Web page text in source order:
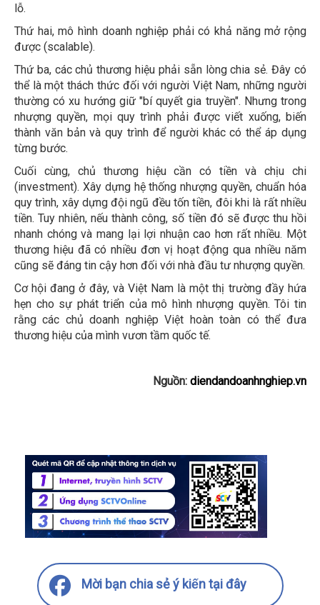
lỗ.
Thứ hai, mô hình doanh nghiệp phải có khả năng mở rộng
được (scalable).
Thứ ba, các chủ thương hiệu phải sẵn lòng chia sẻ. Đây có
thể là một thách thức đối với người Việt Nam, những người
thường có xu hướng giữ "bí quyết gia truyền". Nhưng trong
nhượng quyền, mọi quy trình phải được viết xuống, biến
thành văn bản và quy trình để người khác có thể áp dụng
từng bước.
Cuối cùng, chủ thương hiệu cần có tiền và chịu chi
(investment). Xây dựng hệ thống nhượng quyền, chuẩn hóa
quy trình, xây dựng đội ngũ đều tốn tiền, đôi khi là rất nhiều
tiền. Tuy nhiên, nếu thành công, số tiền đó sẽ được thu hồi
nhanh chóng và mang lại lợi nhuận cao hơn rất nhiều. Một
thương hiệu đã có nhiều đơn vị hoạt động qua nhiều năm
cũng sẽ đáng tin cậy hơn đối với nhà đầu tư nhượng quyền.
Cơ hội đang ở đây, và Việt Nam là một thị trường đầy hứa
hẹn cho sự phát triển của mô hình nhượng quyền. Tôi tin
rằng các chủ doanh nghiệp Việt hoàn toàn có thể đưa
thương hiệu của mình vươn tầm quốc tế.
Nguồn: diendandoanhnghiep.vn
Mời bạn chia sẻ ý kiến tại đây